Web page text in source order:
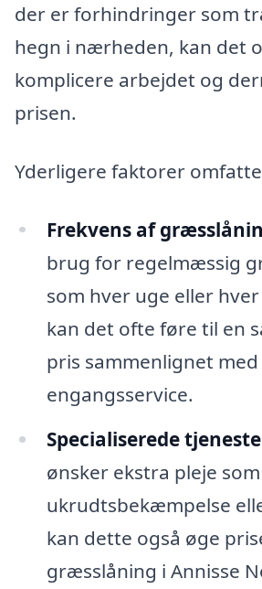
der er forhindringer som
hegn i nærheden, kan det
komplicere arbejdet og
prisen.
Yderligere faktorer
Frekvens af
brug for regelmæssig
som hver uge eller
kan det ofte føre til en
pris sammenlignet med
engangsservice.
Specialiserede
ønsker ekstra pleje
ukrudtsbekæmpelse
kan dette også øge
græsslåning i Annisse